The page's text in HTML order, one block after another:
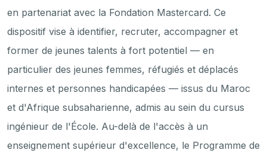
en partenariat avec la Fondation Mastercard. Ce
dispositif vise à identifier, recruter, accompagner et
former de jeunes talents à fort potentiel — en
particulier des jeunes femmes, réfugiés et déplacés
internes et personnes handicapées — issus du Maroc
et d'Afrique subsaharienne, admis au sein du cursus
ingénieur de l'École. Au-delà de l'accès à un
enseignement supérieur d'excellence, le Programme de